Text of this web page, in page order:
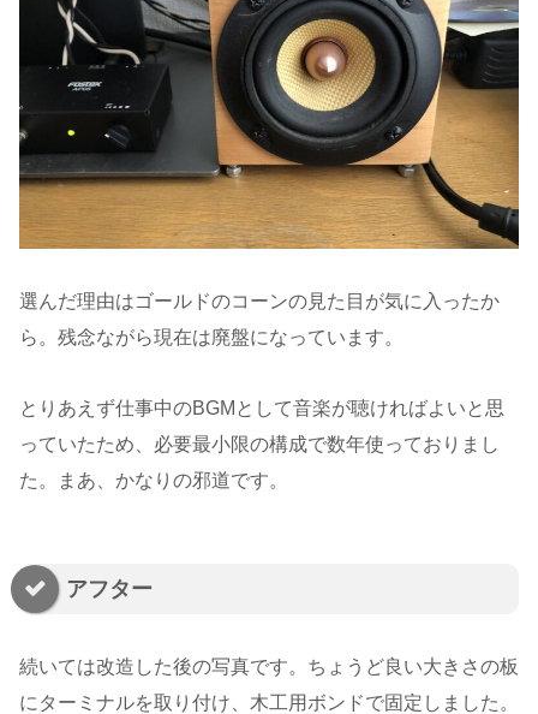
選んだ理由はゴールドのコーンの見た目が気に入ったか
ら。残念ながら現在は廃盤になっています。
とりあえず仕事中のBGMとして音楽が聴ければよいと思
っていたため、必要最小限の構成で数年使っておりまし
た。まあ、かなりの邪道です。
アフター
続いては改造した後の写真です。ちょうど良い大きさの板
にターミナルを取り付け、木工用ボンドで固定しました。